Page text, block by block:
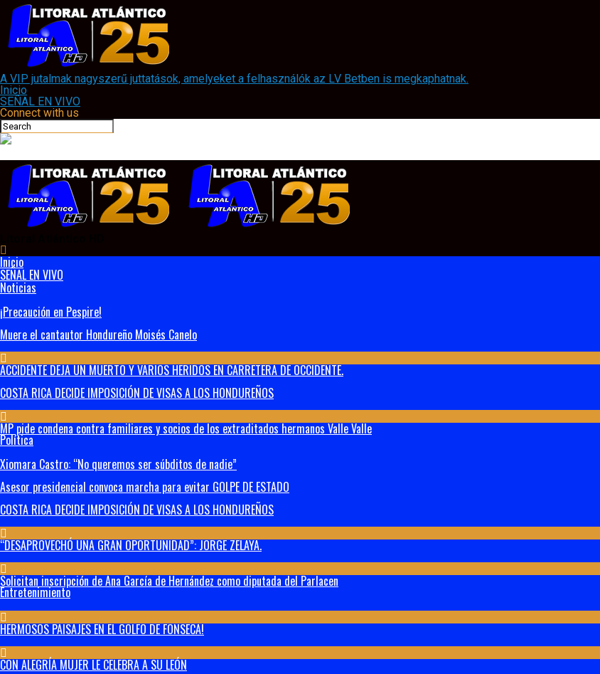
A VIP jutalmak nagyszerű juttatások, amelyeket a felhasználók az LV Betben is megkaphatnak.
Inicio
SEÑAL EN VIVO
Connect with us
Inicio
SEÑAL EN VIVO
Noticias
¡Precaución en Pespire!
Muere el cantautor Hondureño Moisés Canelo
ACCIDENTE DEJA UN MUERTO Y VARIOS HERIDOS EN CARRETERA DE OCCIDENTE.
COSTA RICA DECIDE IMPOSICIÓN DE VISAS A LOS HONDUREÑOS
MP pide condena contra familiares y socios de los extraditados hermanos Valle Valle
Política
Xiomara Castro: “No queremos ser súbditos de nadie”
Asesor presidencial convoca marcha para evitar GOLPE DE ESTADO
COSTA RICA DECIDE IMPOSICIÓN DE VISAS A LOS HONDUREÑOS
“DESAPROVECHÓ UNA GRAN OPORTUNIDAD”: JORGE ZELAYA.
Solicitan inscripción de Ana García de Hernández como diputada del Parlacen
Entretenimiento
HERMOSOS PAISAJES EN EL GOLFO DE FONSECA!
CON ALEGRÍA MUJER LE CELEBRA A SU LEÓN